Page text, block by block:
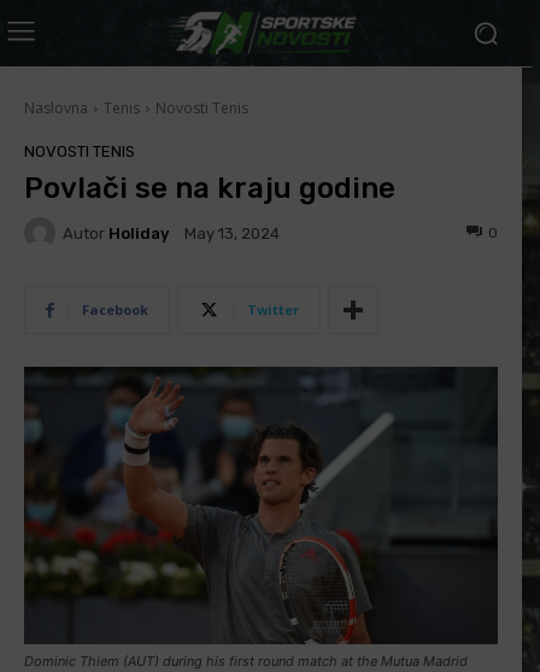
Naslovna Tenis Novosti Tenis
NOVOSTI TENIS
Povlači se na kraju godine
Autor Holiday May 13, 2024 0
Facebook Twitter
Dominic Thiem (AUT) during his first round match at the Mutua Madrid